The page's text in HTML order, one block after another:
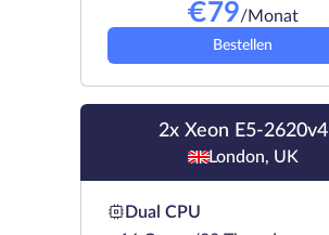
€79/Monat
Bestellen
2x Xeon E5-2620v4
London, UK
Dual CPU